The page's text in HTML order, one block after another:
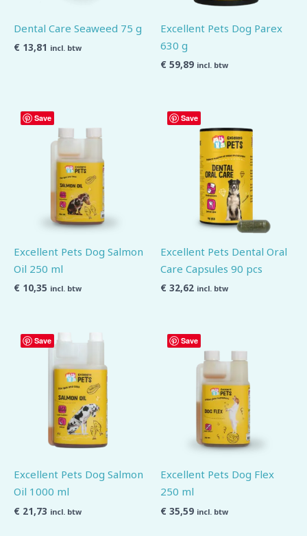
Dental Care Seaweed 75 g
€ 13,81 incl. btw
Excellent Pets Dog Parex
630 g
€ 59,89 incl. btw
Save
Excellent Pets Dog Salmon
Oil 250 ml
€ 10,35 incl. btw
Save
Excellent Pets Dental Oral
Care Capsules 90 pcs
€ 32,62 incl. btw
Save
Excellent Pets Dog Salmon
Oil 1000 ml
€ 21,73 incl. btw
Save
Excellent Pets Dog Flex
250 ml
€ 35,59 incl. btw